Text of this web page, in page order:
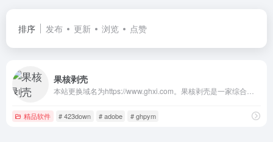
排序 发布 更新 浏览 点赞
果核剥壳
精品软件 # 423down # adobe # ghpym